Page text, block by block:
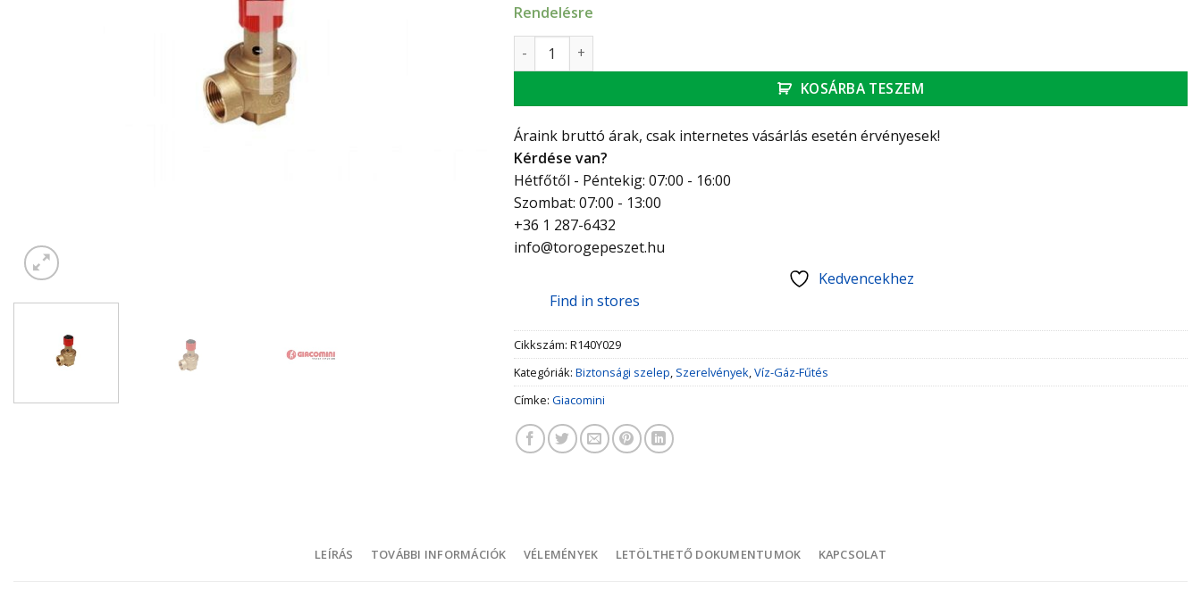
Rendelésre
Giacomini biztonsági szelep 3/4" - 6 bar mennyiség
KOSÁRBA TESZEM
Áraink bruttó árak, csak internetes vásárlás esetén érvényesek!
Kérdése van?
Hétfőtől - Péntekig: 07:00 - 16:00
Szombat: 07:00 - 13:00
+36 1 287-6432
info@torogepeszet.hu
Kedvencekhez
Find in stores
Cikkszám: R140Y029
Kategóriák: Biztonsági szelep Szerelvények Víz-Gáz-Fűtés
Címke: Giacomini
LEÍRÁS TOVÁBBI INFORMÁCIÓK VÉLEMÉNYEK LETÖLTHETŐ DOKUMENTUMOK KAPCSOLAT